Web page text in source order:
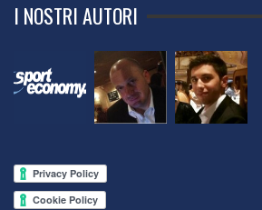
I NOSTRI AUTORI